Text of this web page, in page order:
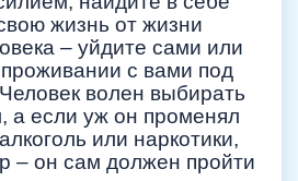
жизнь от жизни
– уйдите сами или
с вами под
волен выбирать
а если уж он променял
или наркотики,
– он сам должен пройти